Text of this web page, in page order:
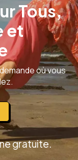
Tous,
et
où vous
gratuite.